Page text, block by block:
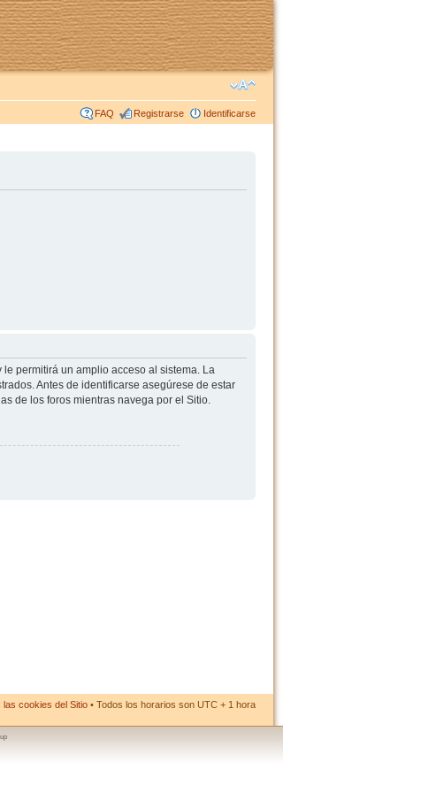
FAQ Registrarse Identificarse
permitirá un amplio acceso al sistema. La
Antes de identificarse asegúrese de estar
de los foros mientras navega por el Sitio.
las cookies del Sitio • Todos los horarios son UTC + 1 hora